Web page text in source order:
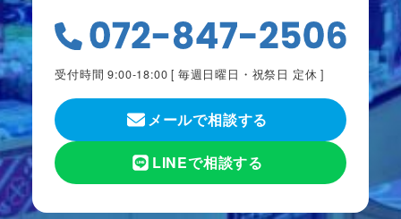
受付時間 9:00-18:00 [ 毎週日曜日・祝祭日 定休 ]
メールで相談する
LINEで相談する